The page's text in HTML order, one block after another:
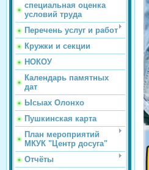
специальная оценка
условий труда
Перечень услуг и работ
Кружки и секции
НОКОУ
Календарь памятных
дат
Ысыах Олонхо
Пушкинская карта
План мероприятий
МКУК "Центр досуга"
Отчёты